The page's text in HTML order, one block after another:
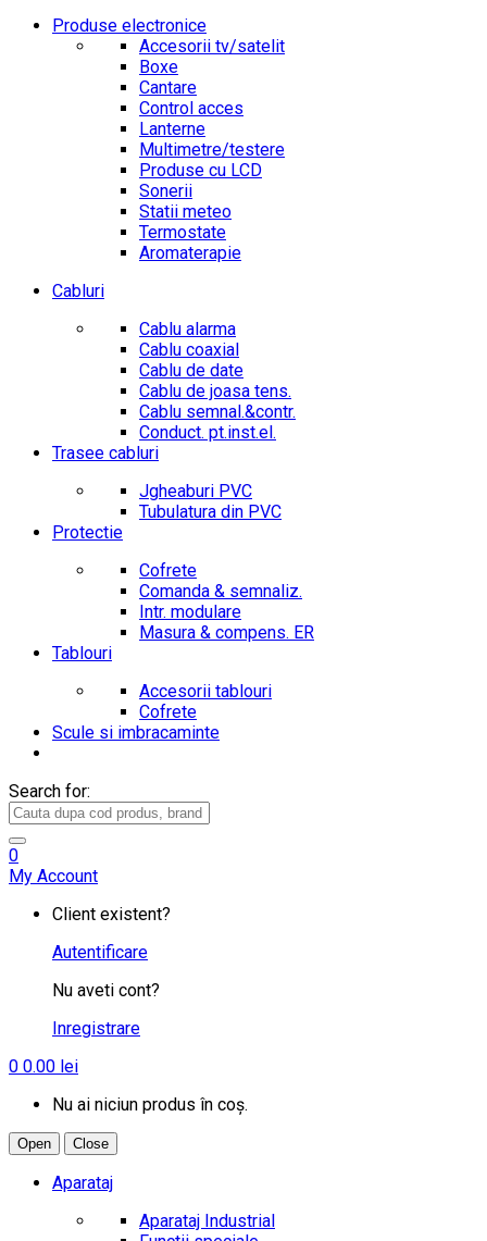
Produse electronice
Accesorii tv/satelit
Boxe
Cantare
Control acces
Lanterne
Multimetre/testere
Produse cu LCD
Sonerii
Statii meteo
Termostate
Aromaterapie
Cabluri
Cablu alarma
Cablu coaxial
Cablu de date
Cablu de joasa tens.
Cablu semnal.&contr.
Conduct. pt.inst.el.
Trasee cabluri
Jgheaburi PVC
Tubulatura din PVC
Protectie
Cofrete
Comanda & semnaliz.
Intr. modulare
Masura & compens. ER
Tablouri
Accesorii tablouri
Cofrete
Scule si imbracaminte
Search for:
0
My Account
Client existent?
Autentificare
Nu aveti cont?
Inregistrare
0 0.00 lei
Nu ai niciun produs în coș.
Open Close
Aparataj
Aparataj Industrial